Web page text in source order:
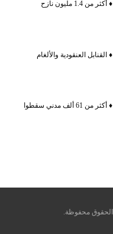
♦️
أكثر من 1.4 مليون نازح
♦️القنابل العنقودية والألغام
♦️
أكثر من 61 ألف مدني سقطوا